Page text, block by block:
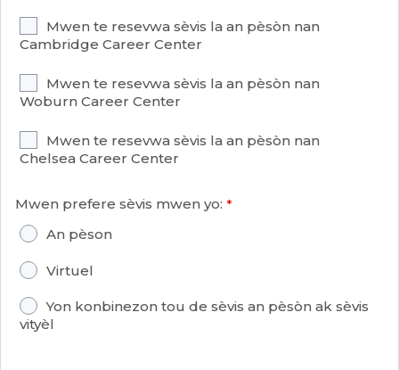
Mwen te resevwa sèvis la an pèsòn nan
Cambridge Career Center
Mwen te resevwa sèvis la an pèsòn nan
Woburn Career Center
Mwen te resevwa sèvis la an pèsòn nan
Chelsea Career Center
Mwen prefere sèvis mwen yo:
An pèson
Virtuel
Yon konbinezon tou de sèvis an pèsòn ak sèvis
vityèl